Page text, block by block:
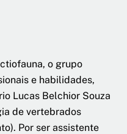
o grupo
e habilidades,
Lucas Belchior Souza
de vertebrados
Por ser assistente